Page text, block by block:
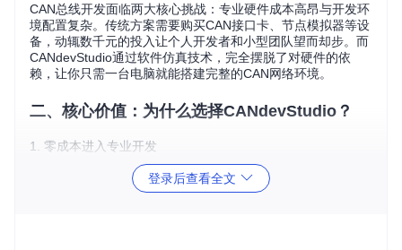
CAN总线开发面临两大核心挑战：专业硬件成本高昂与开发环
境配置复杂。传统方案需要购买CAN接口卡、节点模拟器等设
备，动辄数千元的投入让个人开发者和小型团队望而却步。而
CANdevStudio通过软件仿真技术，完全摆脱了对硬件的依
赖，让你只需一台电脑就能搭建完整的CAN网络环境。
二、核心价值：为什么选择CANdevStudio？
1. 零成本进入专业开发
无需购买任何硬件设备，通过虚拟CAN总线技术即可实现从报
文发送到信号解析的全流程仿真。项目源码完全开源，你可以
登录后查看全文